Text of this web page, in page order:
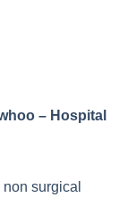
– Hospital